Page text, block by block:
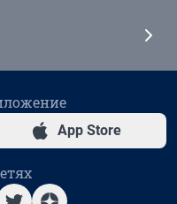
App Store